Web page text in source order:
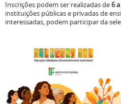
Inscrições podem ser realizadas de6
instituições públicas e privadas de
interessadas, podem participar da